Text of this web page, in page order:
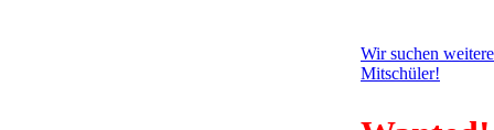
Wir suchen weitere
Mitschüler!